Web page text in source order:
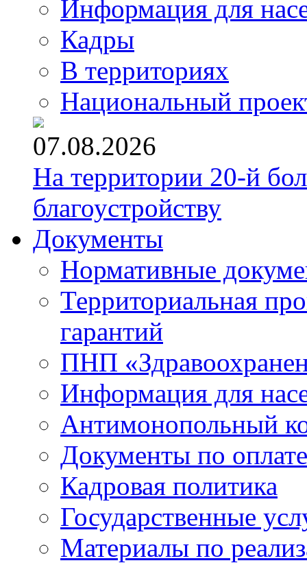
Информация для
Кадры
В территориях
Национальный
07.08.2026
На территории 20-й
благоустройству
Документы
Нормативные
Территориальная
гарантий
ПНП
Информация для
Антимонопольный
Документы по
Кадровая политика
Государственные
Материалы по